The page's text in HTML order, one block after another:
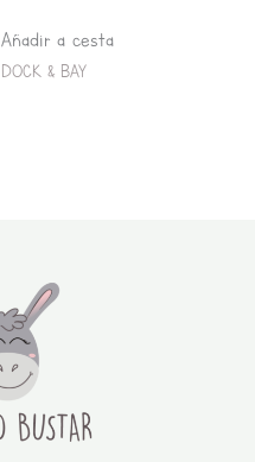
Añadir a cesta
DOCK & BAY